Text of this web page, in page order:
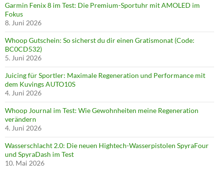
Garmin Fenix 8 im Test: Die Premium-Sportuhr mit AMOLED im
Fokus
8. Juni 2026
Whoop Gutschein: So sicherst du dir einen Gratismonat (Code:
BC0CD532)
5. Juni 2026
Juicing für Sportler: Maximale Regeneration und Performance mit
dem Kuvings AUTO10S
4. Juni 2026
Whoop Journal im Test: Wie Gewohnheiten meine Regeneration
verändern
4. Juni 2026
Wasserschlacht 2.0: Die neuen Hightech-Wasserpistolen SpyraFour
und SpyraDash im Test
10. Mai 2026